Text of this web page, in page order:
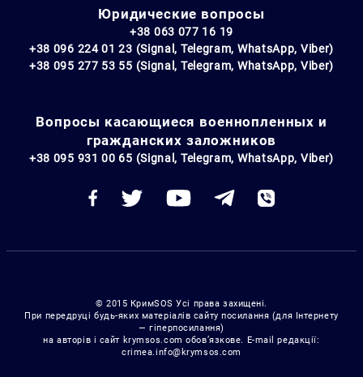
Юридические вопросы
+38 063 077 16 19
+38 096 224 01 23 (Signal, Telegram, WhatsApp, Viber)
+38 095 277 53 55 (Signal, Telegram, WhatsApp, Viber)
Вопросы касающиеся военнопленных и
гражданских заложников
+38 095 931 00 65 (Signal, Telegram, WhatsApp, Viber)
© 2015 КримSOS Усі права захищені.
При передруці будь-яких матеріалів сайту посилання (для Інтернету
— гіперпосилання)
на авторів і сайт krymsos.com обов’язкове. E-mail редакції:
crimea.info@krymsos.com